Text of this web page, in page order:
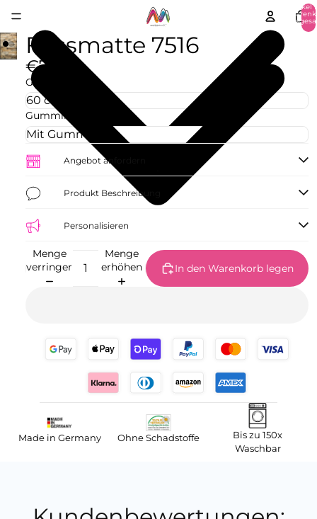
Artikel
Fussmatte 7516
€77,09
Größe
Gummirand
Angebot anfordern
Produkt Beschreibung
Personalisieren
Menge
verringern
Menge
erhöhen
In den Warenkorb legen
Made in Germany Ohne Schadstoffe
Bis zu 150x
Waschbar